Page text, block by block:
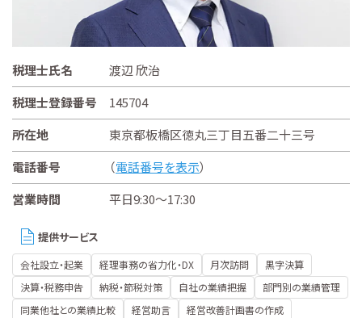
税理士氏名
渡辺 欣治
税理士登録番号
145704
所在地
東京都板橋区徳丸三丁目五番二十三号
電話番号
（電話番号を表示）
営業時間
平日9:30～17:30
提供サービス
会社設立・起業 経理事務の省力化・DX 月次訪問
黒字決算
決算・税務申告
納税・節税対策 自社の業績把握
部門別の業績管理
同業他社との業績比較
経営助言
経営改善計画書の作成